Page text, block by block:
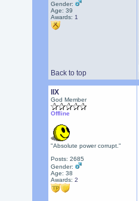
Gender:
Age: 39
Awards: 1
Back to top
llX
God Member
Offline
"Absolute power corrupt."
Posts: 2685
Gender:
Age: 38
Awards: 2